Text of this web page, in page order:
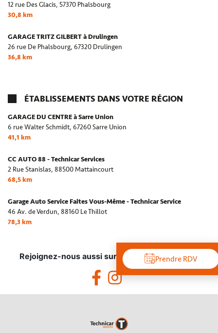
12 rue Des Glacis, 57370 Phalsbourg
30,8 km
GARAGE TRITZ GILBERT à Drulingen
26 rue De Phalsbourg, 67320 Drulingen
36,8 km
ÉTABLISSEMENTS DANS VOTRE RÉGION
GARAGE DU CENTRE à Sarre Union
6 rue Walter Schmidt, 67260 Sarre Union
41,1 km
CC AUTO 88 - Technicar Services
2 Rue Stanislas, 88500 Mattaincourt
68,5 km
Garage Auto Service Faites Vous-Même - Technicar Service
46 Av. de Verdun, 88160 Le Thillot
78,3 km
Prendre RDV
Rejoignez-nous aussi sur les réseaux sociaux !